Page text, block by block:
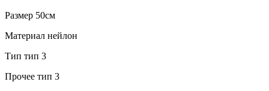
Размер 50см
Материал нейлон
Тип тип 3
Прочее тип 3